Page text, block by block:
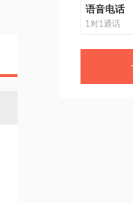
语音电话
1对1通话